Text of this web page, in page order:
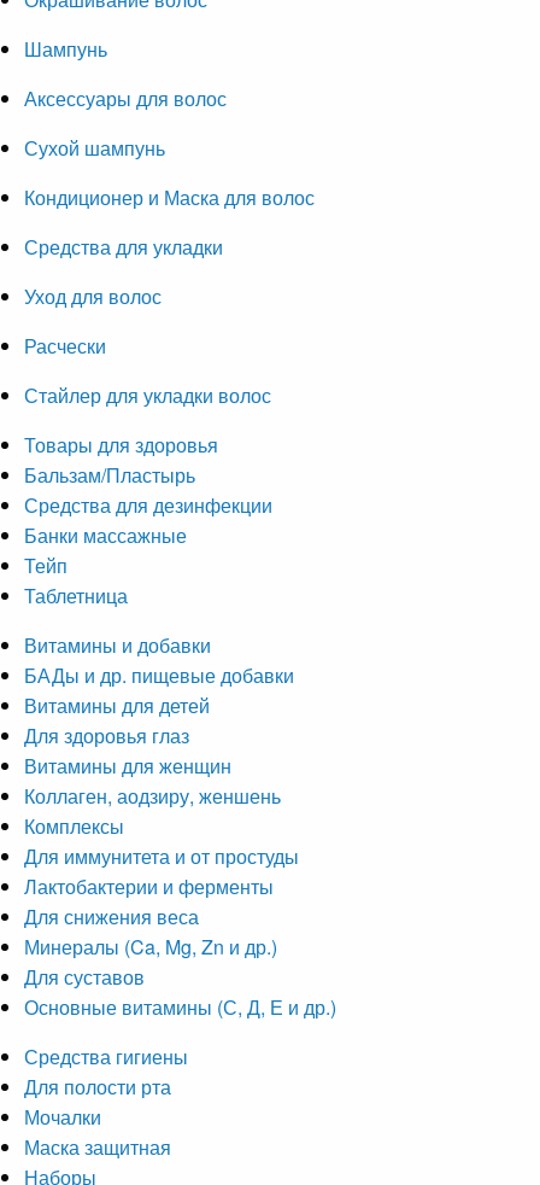
Шампунь
Аксессуары для волос
Сухой шампунь
Кондиционер и Маска для волос
Средства для укладки
Уход для волос
Расчески
Стайлер для укладки волос
Товары для здоровья
Бальзам/Пластырь
Средства для дезинфекции
Банки массажные
Тейп
Таблетница
Витамины и добавки
БАДы и др. пищевые добавки
Витамины для детей
Для здоровья глаз
Витамины для женщин
Коллаген, аодзиру, женшень
Комплексы
Для иммунитета и от простуды
Лактобактерии и ферменты
Для снижения веса
Минералы (Ca, Mg, Zn и др.)
Для суставов
Основные витамины (С, Д, Е и др.)
Средства гигиены
Для полости рта
Мочалки
Маска защитная
Наборы